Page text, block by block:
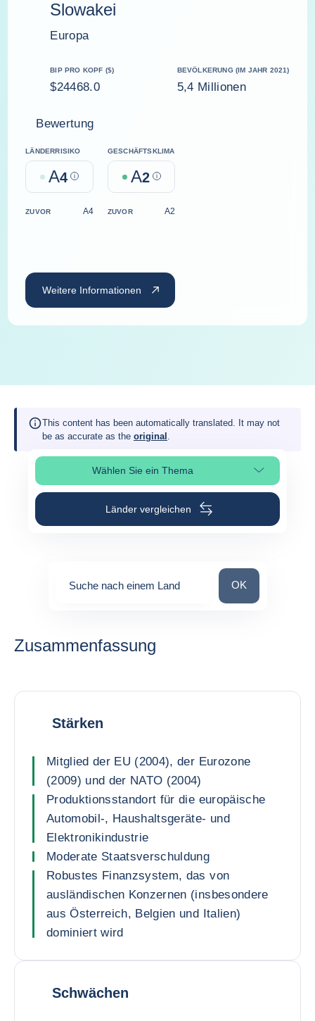
Slowakei
Europa
BIP PRO KOPF ($)
$24468.0
BEVÖLKERUNG (IM JAHR 2021)
5,4 Millionen
Bewertung
LÄNDERRISIKO
A4 Help
GESCHÄFTSKLIMA
A2 Help
ZUVOR A4 ZUVOR A2
Weitere Informationen
This content has been automatically translated. It may not
be as accurate as the original .
Wählen Sie ein ThemaSeitenabschnitt auswählen
Länder vergleichen
Suche nach einem Land Suche nach
OK
Zusammenfassung
Stärken
Mitglied der EU (2004), der Eurozone
(2009) und der NATO (2004)
Produktionsstandort für die europäische
Automobil-, Haushaltsgeräte- und
Elektronikindustrie
Moderate Staatsverschuldung
Robustes Finanzsystem, das von
ausländischen Konzernen (insbesondere
aus Österreich, Belgien und Italien)
dominiert wird
Schwächen